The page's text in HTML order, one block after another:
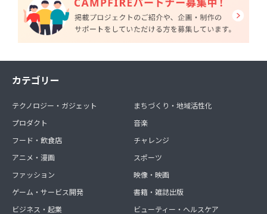
カテゴリー
テクノロジー・ガジェット
プロダクト
フード・飲食店
アニメ・漫画
ファッション
ゲーム・サービス開発
ビジネス・起業
まちづくり・地域活性化
音楽
チャレンジ
スポーツ
映像・映画
書籍・雑誌出版
ビューティー・ヘルスケア